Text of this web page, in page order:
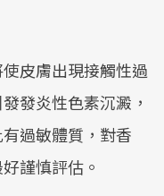
皮膚出現接觸性過
發炎性色素沉澱，
過敏體質，對香
謹慎評估。